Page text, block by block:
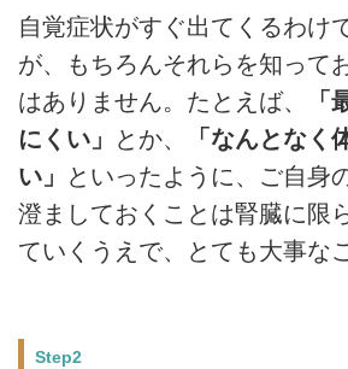
自覚症状がすぐ出てくるわけ
が、もちろんそれらを知って
はありません。たとえば、
「
にくい」
とか、
「なんとなく
い」
といったように、ご自身
澄ましておくことは腎臓に限
ていくうえで、とても大事な
Step2